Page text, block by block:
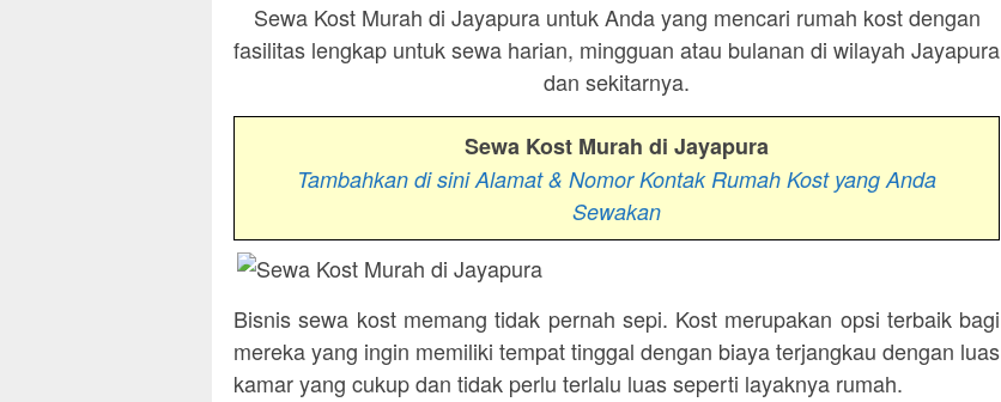
Sewa Kost Murah di Jayapura untuk Anda yang mencari rumah kost dengan
fasilitas lengkap untuk sewa harian, mingguan atau bulanan di wilayah Jayapura
dan sekitarnya.
Sewa Kost Murah di Jayapura
Tambahkan di sini Alamat & Nomor Kontak Rumah Kost yang Anda
Sewakan
Bisnis sewa kost memang tidak pernah sepi. Kost merupakan opsi terbaik bagi
mereka yang ingin memiliki tempat tinggal dengan biaya terjangkau dengan luas
kamar yang cukup dan tidak perlu terlalu luas seperti layaknya rumah.